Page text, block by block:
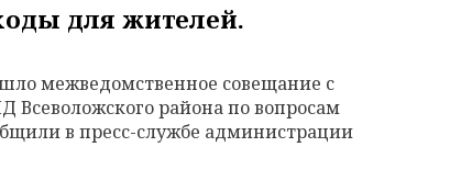
для жителей.
межведомственное совещание с
района по вопросам
в пресс-службе администрации